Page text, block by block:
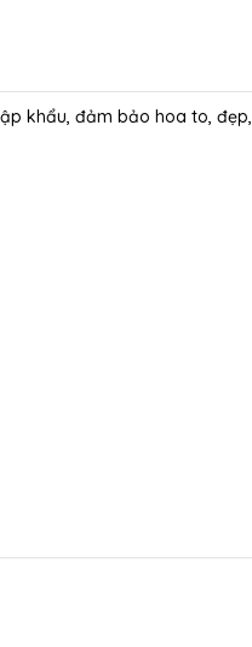
khẩu, đảm bảo hoa to,